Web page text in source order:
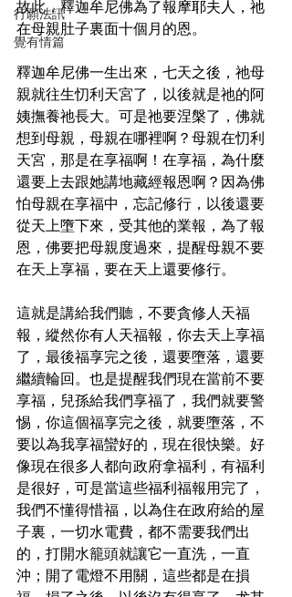
行願法訊
覺有情篇
故此，釋迦牟尼佛為了報摩耶夫人，祂
在母親肚子裏面十個月的恩。
釋迦牟尼佛一生出來，七天之後，祂母
親就往生忉利天宮了，以後就是祂的阿
姨撫養祂長大。可是祂要涅槃了，佛就
想到母親，母親在哪裡啊？母親在忉利
天宮，那是在享福啊！在享福，為什麼
還要上去跟她講地藏經報恩啊？因為佛
怕母親在享福中，忘記修行，以後還要
從天上墮下來，受其他的業報，為了報
恩，佛要把母親度過來，提醒母親不要
在天上享福，要在天上還要修行。
這就是講給我們聽，不要貪修人天福
報，縱然你有人天福報，你去天上享福
了，最後福享完之後，還要墮落，還要
繼續輪回。也是提醒我們現在當前不要
享福，兒孫給我們享福了，我們就要警
惕，你這個福享完之後，就要墮落，不
要以為我享福蠻好的，現在很快樂。好
像現在很多人都向政府拿福利，有福利
是很好，可是當這些福利福報用完了，
我們不懂得惜福，以為住在政府給的屋
子裏，一切水電費，都不需要我們出
的，打開水籠頭就讓它一直洗，一直
沖；開了電燈不用關，這些都是在損